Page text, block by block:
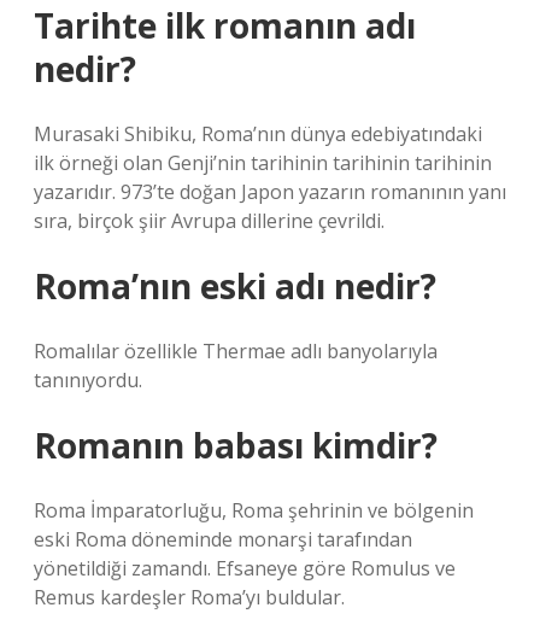
Tarihte ilk romanın adı
nedir?
Murasaki Shibiku, Roma’nın dünya edebiyatındaki
ilk örneği olan Genji’nin tarihinin tarihinin tarihinin
yazarıdır. 973’te doğan Japon yazarın romanının yanı
sıra, birçok şiir Avrupa dillerine çevrildi.
Roma’nın eski adı nedir?
Romalılar özellikle Thermae adlı banyolarıyla
tanınıyordu.
Romanın babası kimdir?
Roma İmparatorluğu, Roma şehrinin ve bölgenin
eski Roma döneminde monarşi tarafından
yönetildiği zamandı. Efsaneye göre Romulus ve
Remus kardeşler Roma’yı buldular.